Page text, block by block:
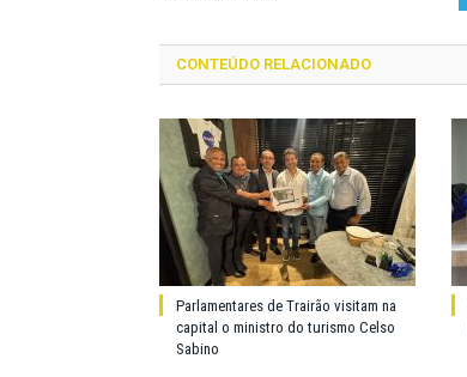
CONTEÚDO RELACIONADO
Parlamentares de Trairão visitam na
capital o ministro do turismo Celso
Sabino